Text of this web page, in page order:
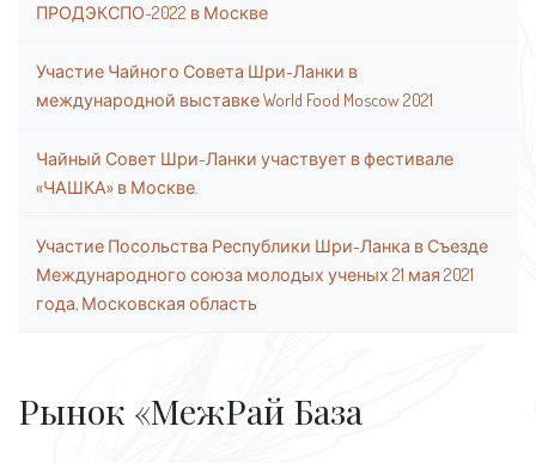
ПРОДЭКСПО-2022 в Москве
Участие Чайного Совета Шри-Ланки в
международной выставке World Food Moscow 2021
Чайный Совет Шри-Ланки участвует в фестивале
«ЧАШКА» в Москве.
Участие Посольства Республики Шри-Ланка в Съезде
Международного союза молодых ученых 21 мая 2021
года, Московская область
Рынок «МежРай База